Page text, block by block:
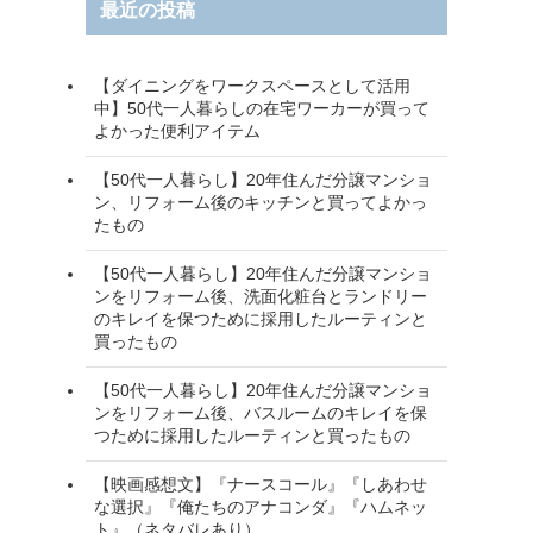
最近の投稿
【ダイニングをワークスペースとして活用
中】50代一人暮らしの在宅ワーカーが買って
よかった便利アイテム
【50代一人暮らし】20年住んだ分譲マンショ
ン、リフォーム後のキッチンと買ってよかっ
たもの
【50代一人暮らし】20年住んだ分譲マンショ
ンをリフォーム後、洗面化粧台とランドリー
のキレイを保つために採用したルーティンと
買ったもの
【50代一人暮らし】20年住んだ分譲マンショ
ンをリフォーム後、バスルームのキレイを保
つために採用したルーティンと買ったもの
【映画感想文】『ナースコール』『しあわせ
な選択』『俺たちのアナコンダ』『ハムネッ